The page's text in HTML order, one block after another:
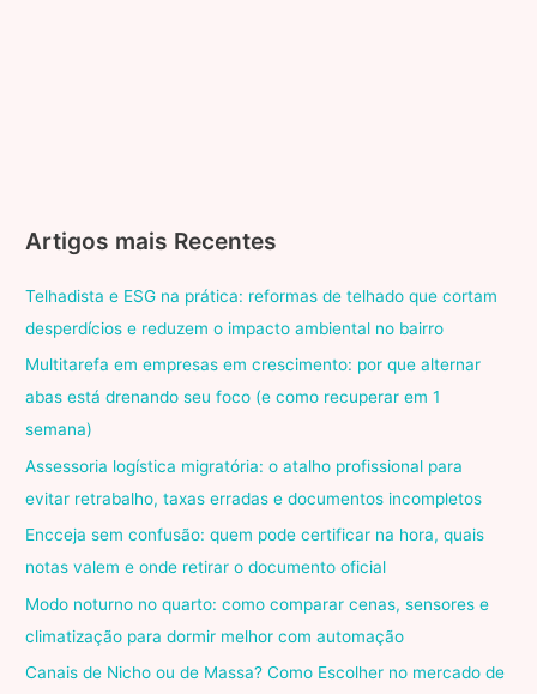
Artigos mais Recentes
Telhadista e ESG na prática: reformas de telhado que cortam
desperdícios e reduzem o impacto ambiental no bairro
Multitarefa em empresas em crescimento: por que alternar
abas está drenando seu foco (e como recuperar em 1
semana)
Assessoria logística migratória: o atalho profissional para
evitar retrabalho, taxas erradas e documentos incompletos
Encceja sem confusão: quem pode certificar na hora, quais
notas valem e onde retirar o documento oficial
Modo noturno no quarto: como comparar cenas, sensores e
climatização para dormir melhor com automação
Canais de Nicho ou de Massa? Como Escolher no mercado de